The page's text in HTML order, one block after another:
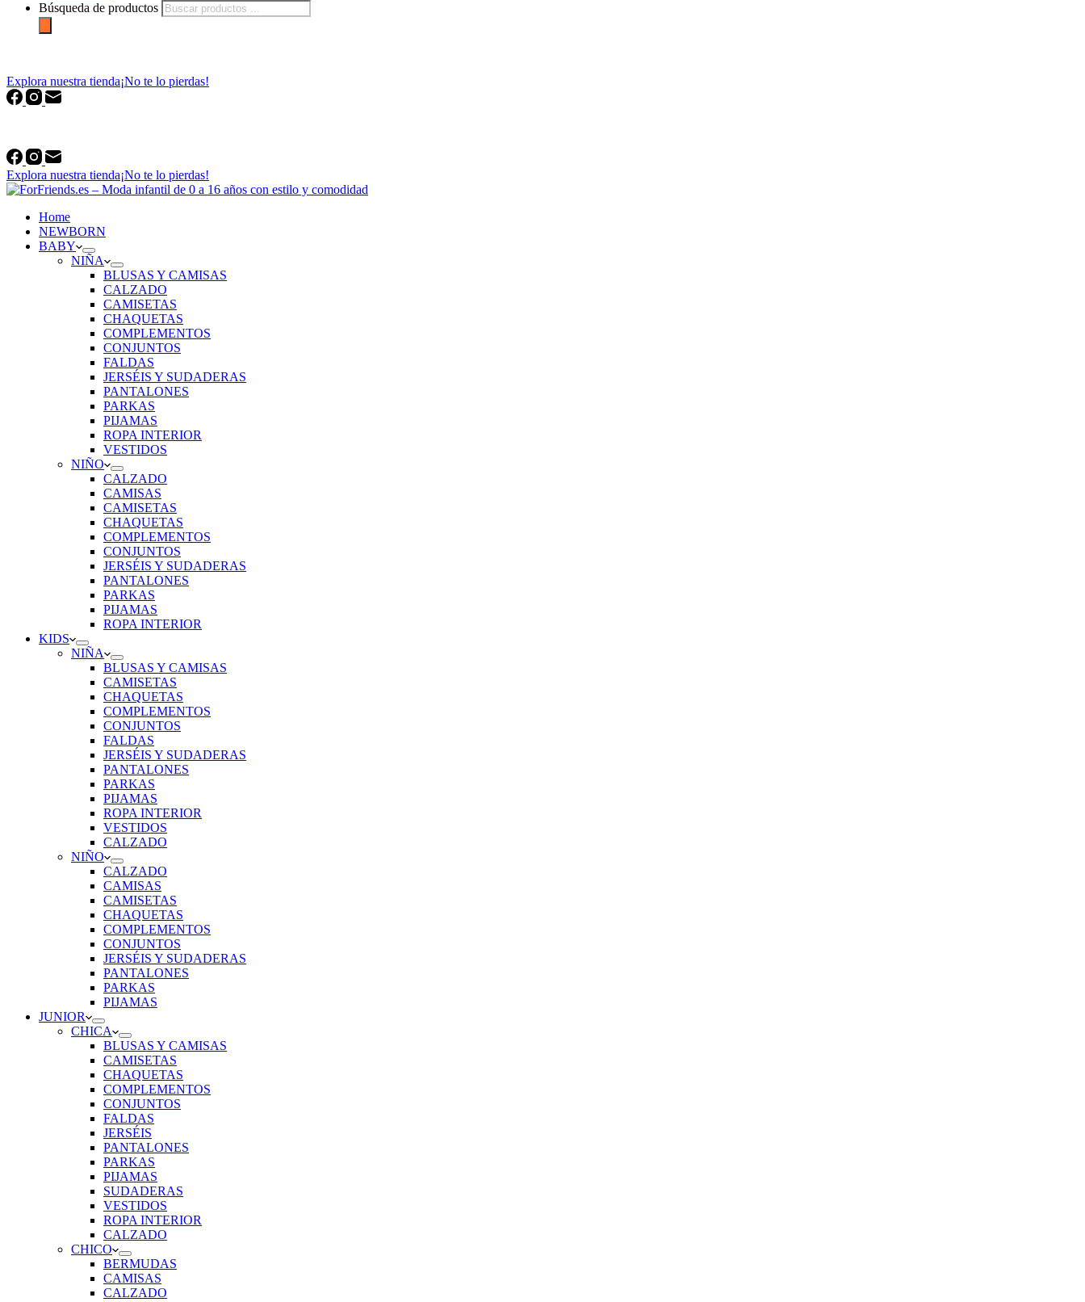
Búsqueda de productos
Explora nuestra tienda¡No te lo pierdas!
Explora nuestra tienda¡No te lo pierdas!
Home
NEWBORN
BABY
NIÑA
BLUSAS Y CAMISAS
CALZADO
CAMISETAS
CHAQUETAS
COMPLEMENTOS
CONJUNTOS
FALDAS
JERSÉIS Y SUDADERAS
PANTALONES
PARKAS
PIJAMAS
ROPA INTERIOR
VESTIDOS
NIÑO
CALZADO
CAMISAS
CAMISETAS
CHAQUETAS
COMPLEMENTOS
CONJUNTOS
JERSÉIS Y SUDADERAS
PANTALONES
PARKAS
PIJAMAS
ROPA INTERIOR
KIDS
NIÑA
BLUSAS Y CAMISAS
CAMISETAS
CHAQUETAS
COMPLEMENTOS
CONJUNTOS
FALDAS
JERSÉIS Y SUDADERAS
PANTALONES
PARKAS
PIJAMAS
ROPA INTERIOR
VESTIDOS
CALZADO
NIÑO
CALZADO
CAMISAS
CAMISETAS
CHAQUETAS
COMPLEMENTOS
CONJUNTOS
JERSÉIS Y SUDADERAS
PANTALONES
PARKAS
PIJAMAS
JUNIOR
CHICA
BLUSAS Y CAMISAS
CAMISETAS
CHAQUETAS
COMPLEMENTOS
CONJUNTOS
FALDAS
JERSÉIS
PANTALONES
PARKAS
PIJAMAS
SUDADERAS
VESTIDOS
ROPA INTERIOR
CALZADO
CHICO
BERMUDAS
CAMISAS
CALZADO